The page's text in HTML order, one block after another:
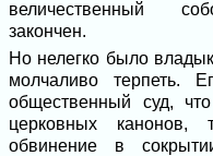
величественный
закончен.
Но нелегко было
молчаливо терпеть.
общественный суд,
церковных канонов,
обвинение в